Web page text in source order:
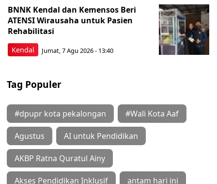
Kendal
BNNK Kendal dan Kemensos Beri
ATENSI Wirausaha untuk Pasien
Rehabilitasi
Jumat, 7 Agu 2026 - 13:40
Tag Populer
#dpupr kota pekalongan #Wali Kota Aaf
Agustus AI untuk Pendidikan
AKBP Ratna Quratul Ainy
Akses Pendidikan Inklusif antam hari ini